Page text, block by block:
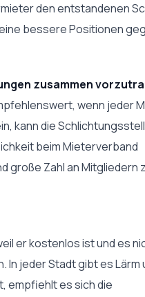
den entstandenen
bessere Positionen
zusammen
wenn jeder
kann die
beim Mieterverband
große Zahl an Mitgliedern
er kostenlos ist und es
jeder Stadt gibt es Lärm
empfiehlt es sich die